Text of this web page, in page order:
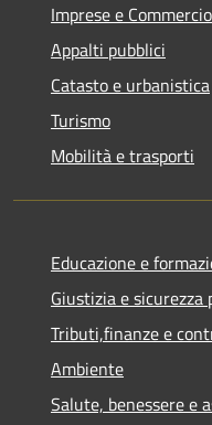
Imprese e Commercio
Appalti pubblici
Catasto e urbanistica
Turismo
Mobilità e trasporti
Educazione e
Giustizia e sicurezza
Tributi,finanze e
Ambiente
Salute, benessere e